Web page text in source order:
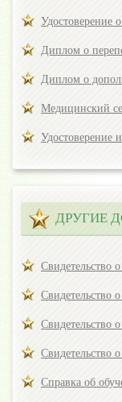
Удостоверение
Диплом о
Диплом о
Медицинский
Удостоверение
ДРУГИЕ
Свидетельство
Свидетельство
Свидетельство
Свидетельство
Справка об